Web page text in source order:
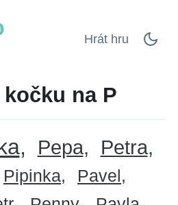
Hrát hru
na P
Pepa Petra
Pipinka
Pavel